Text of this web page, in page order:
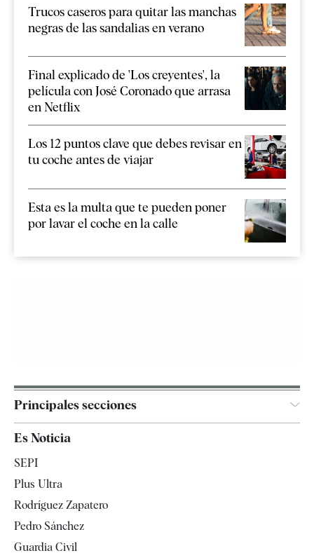
Trucos caseros para quitar las manchas
negras de las sandalias en verano
Final explicado de 'Los creyentes', la
película con José Coronado que arrasa
en Netflix
Los 12 puntos clave que debes revisar en
tu coche antes de viajar
Esta es la multa que te pueden poner
por lavar el coche en la calle
Principales secciones
Televisión
Es Noticia
SEPI
Plus Ultra
Rodríguez Zapatero
Pedro Sánchez
Guardia Civil